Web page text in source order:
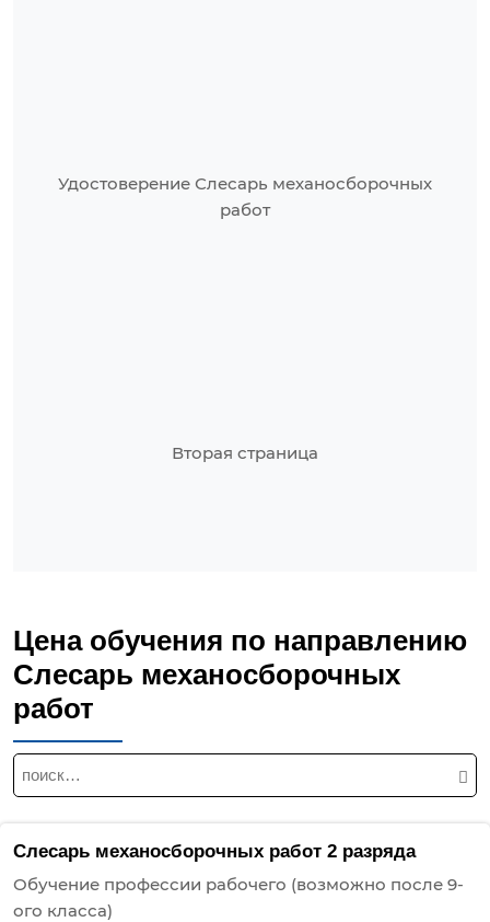
Удостоверение Слесарь механосборочных
работ
Вторая страница
Цена обучения по направлению
Слесарь механосборочных
работ
Н
а
й
т
Слесарь механосборочных работ 2 разряда
Обучение профессии рабочего (возможно после 9-
ого класса)